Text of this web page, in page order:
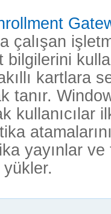
çalışan
kartlara
tanır.
kullanıcılar
yayınlar ve